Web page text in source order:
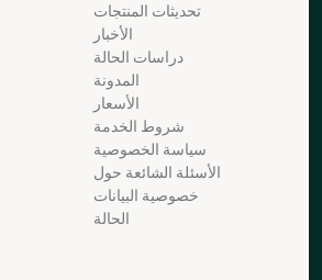
تحديثات المنتجات
الأخبار
دراسات الحالة
المدونة
الأسعار
شروط الخدمة
سياسة الخصوصية
الأسئلة الشائعة حول
خصوصية البيانات
الحالة